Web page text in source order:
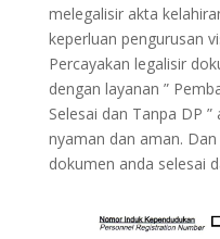
melegalisir akta
keperluan pengurusan
Percayakan legalisir
dengan layanan ”
Selesai dan Tanpa DP
nyaman dan aman.
dokumen anda selesai